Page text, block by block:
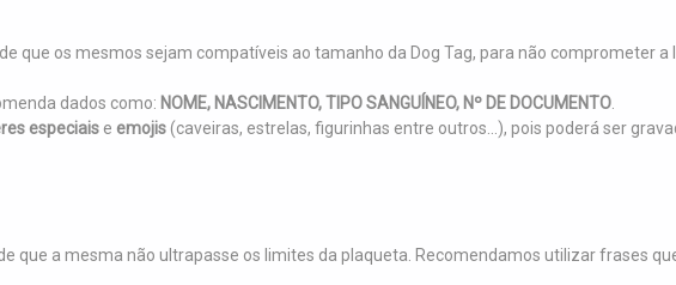
que os mesmos sejam compatíveis ao tamanho da Dog Tag, para não comprometer a
dados como: NOME, NASCIMENTO, TIPO SANGUÍNEO, Nº DE DOCUMENTO.
especiais e emojis(caveiras, estrelas, figurinhas entre outros...), pois poderá ser
que a mesma não ultrapasse os limites da plaqueta. Recomendamos utilizar frases